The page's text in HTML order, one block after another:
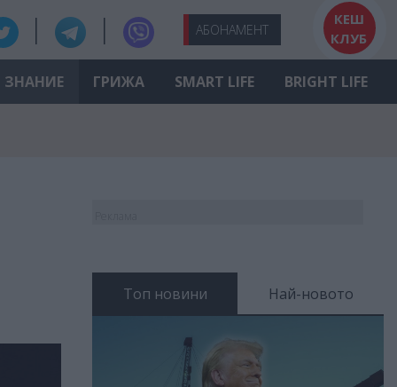
АБОНАМЕНТ
КЕШ
КЛУБ
ЗНАНИЕ ГРИЖА SMART LIFE BRIGHT LIFE
Топ новини Най-новото